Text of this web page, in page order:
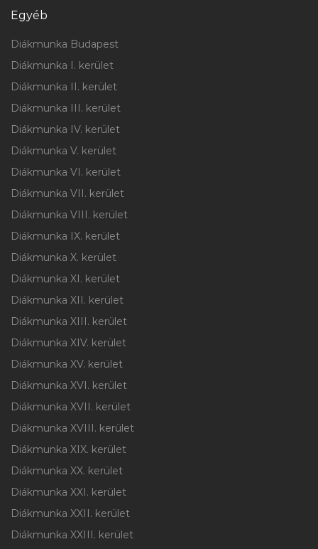
Egyéb
Diákmunka Budapest
Diákmunka I. kerület
Diákmunka II. kerület
Diákmunka III. kerület
Diákmunka IV. kerület
Diákmunka V. kerület
Diákmunka VI. kerület
Diákmunka VII. kerület
Diákmunka VIII. kerület
Diákmunka IX. kerület
Diákmunka X. kerület
Diákmunka XI. kerület
Diákmunka XII. kerület
Diákmunka XIII. kerület
Diákmunka XIV. kerület
Diákmunka XV. kerület
Diákmunka XVI. kerület
Diákmunka XVII. kerület
Diákmunka XVIII. kerület
Diákmunka XIX. kerület
Diákmunka XX. kerület
Diákmunka XXI. kerület
Diákmunka XXII. kerület
Diákmunka XXIII. kerület